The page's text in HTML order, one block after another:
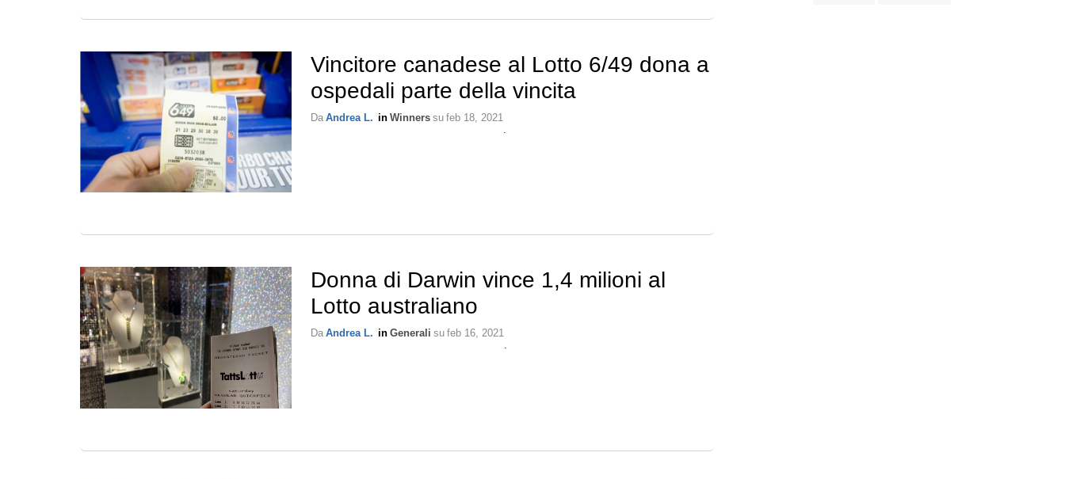
Vincitore canadese al Lotto 6/49 dona a
ospedali parte della vincita
Da Andrea L. in Winners su feb 18, 2021
Donna di Darwin vince 1,4 milioni al
Lotto australiano
Da Andrea L. in Generali su feb 16, 2021
.